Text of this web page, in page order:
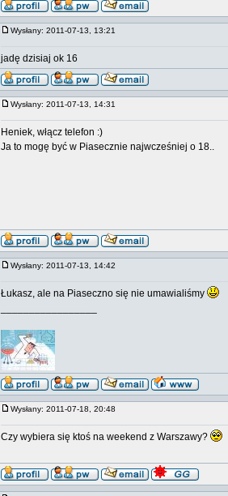
Wysłany: 2011-07-13, 13:21
jadę dzisiaj ok 16
Wysłany: 2011-07-13, 14:31
Heniek, włącz telefon :)
Ja to mogę być w Piasecznie najwcześniej o 18..
Wysłany: 2011-07-13, 14:42
Łukasz, ale na Piaseczno się nie umawialiśmy
Wysłany: 2011-07-18, 20:48
Czy wybiera się ktoś na weekend z Warszawy?